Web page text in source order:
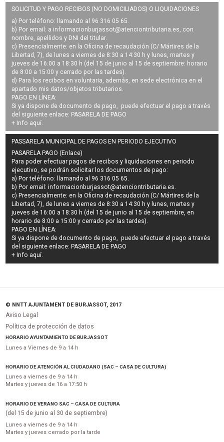
SOLICITUD Y PAGO RECIBOS (NO DOMICILIADOS) O LIQUIDACIONES
a) Por teléfono: llamando al 96 316 05 65.
b) Por email: a informacionburjassot@atenciontributaria.es, con
nombre, apellidos y DNI del titular.
c) Presencialmente: en la Oficina de recaudación (C/ Mártires de la
Libertad, 7), de lunes a viernes de 8:30 a 14:30 h y lunes, martes y
jueves de 16:00 a 18:30 h (del 15 de junio al 15 de septiembre: horario
de 8:00 a 15:00 y cerrado por las tardes).
d) Para los recibos en voluntaria, además, en sede electrónica en el
apartado mis datos/objetos tributarios.
PAGO EN LÍNEA:
Si ya dispone de documento de pago, puede efectuar el pago a través
del siguiente enlace: PASARELA DE PAGO
+ Info aquí.
PASSARELA MUNICIPAL DE PAGOS EN PERIODO EJECUTIVO
PASARELA PAGO (Enlace)
Para poder efectuar pagos derecibos y liquidaciones en periodo
ejecutivo, se podrán solicitar los documentos de pago:
a) Por teléfono: llamando al 96 316 05 65.
b) Por email:informacionburjassot@atenciontributaria.es.
c) Presencialmente: en la Oficina de recaudación (C/ Mártires de la
Libertad, 7), de lunes a viernes de 8:30 a 14:30 h y lunes, martes y
jueves de 16:00 a 18:30 h (del 15 de junio al 15 de septiembre, en
horario de 8:00 a 15:00 y cerrado por las tardes).
PAGO EN LÍNEA:
Si ya dispone de documento de pago, puede efectuar el pago a través
del siguiente enlace: PASARELA DE PAGO
+ Info aquí.
© NNTT AJUNTAMENT DE BURJASSOT, 2017
Aviso Legal
Política de protección de datos
HORARIO AYUNTAMIENTO DE BURJASSOT
Lunes a Viernes de 9 a 14 h
HORARIO DE ATENCIÓN AL CIUDADANO (SAC – CASA DE CULTURA)
Lunes a viernes de 9 a 14 h
Martes y jueves de 16 a 17:50 h
HORARIO DE VERANO SAC – CASA DE CULTURA
(del 15 de junio al 30 de septiembre)
Lunes a viernes de 9 a 14 h
Martes y jueves cerrado por la tarde